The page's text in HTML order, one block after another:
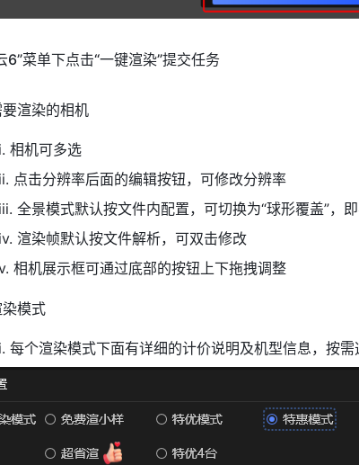
6”菜单下点击“一键渲染”提交任务
渲染的相机
相机可多选
点击分辨率后面的编辑按钮，可修改分辨率
全景模式默认按文件内配置，可切换为“球形覆盖”，
渲染帧默认按文件解析，可双击修改
相机展示框可通过底部的按钮上下拖拽调整
模式
每个渲染模式下面有详细的计价说明及机型信息，按需